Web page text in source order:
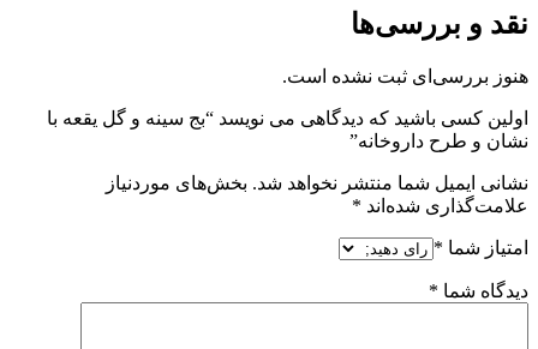
نقد و بررسی‌ها
هنوز بررسی‌ای ثبت نشده است.
اولین کسی باشید که دیدگاهی می نویسد “بج سینه و گل یقعه با
نشان و طرح داروخانه”
نشانی ایمیل شما منتشر نخواهد شد. بخش‌های موردنیاز
علامت‌گذاری شده‌اند *
امتیاز شما *
دیدگاه شما *